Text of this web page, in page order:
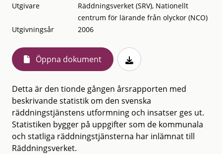
Utgivare
Räddningsverket (SRV), Nationellt
centrum för lärande från olyckor (NCO)
Utgivningsår
2006
Öppna dokument
Detta är den tionde gången årsrapporten med
beskrivande statistik om den svenska
räddningstjänstens utformning och insatser ges ut.
Statistiken bygger på uppgifter som de kommunala
och statliga räddningstjänsterna har inlämnat till
Räddningsverket.